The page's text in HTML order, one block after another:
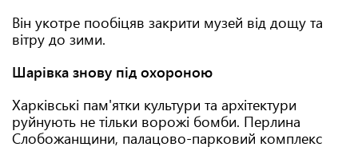
Він укотре пообіцяв закрити музей від дощу та
вітру до зими.
Шарівка знову під охороною
Харківські пам'ятки культури та архітектури
руйнують не тільки ворожі бомби. Перлина
Слобожанщини, палацово-парковий комплекс